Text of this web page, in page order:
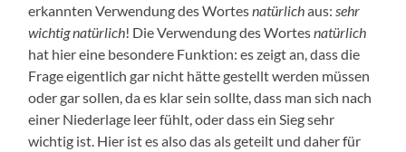
erkannten Verwendung des Wortesnatürlichaus: sehr
wichtig natürlich! Die Verwendung des Wortesnatürlich
hat hier eine besondere Funktion: es zeigt an, dass die
Frage eigentlich gar nicht hätte gestellt werden müssen
oder gar sollen, da es klar sein sollte, dass man sich nach
einer Niederlage leer fühlt, oder dass ein Sieg sehr
wichtig ist. Hier ist es also das als geteilt und daher für